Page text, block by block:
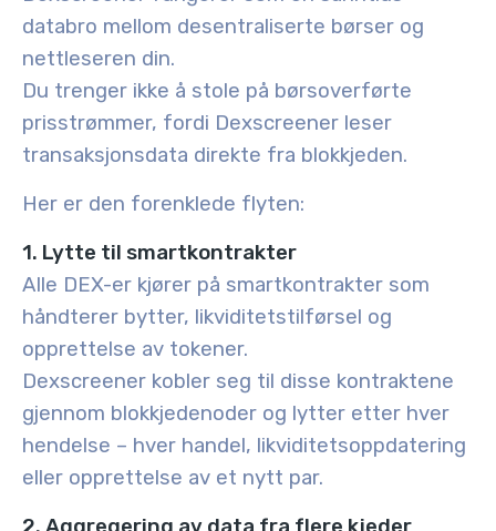
databro mellom desentraliserte børser og
nettleseren din.
Du trenger ikke å stole på børsoverførte
prisstrømmer, fordi Dexscreener leser
transaksjonsdata direkte fra blokkjeden.
Her er den forenklede flyten:
1. Lytte til smartkontrakter
Alle DEX-er kjører på smartkontrakter som
håndterer bytter, likviditetstilførsel og
opprettelse av tokener.
Dexscreener kobler seg til disse kontraktene
gjennom blokkjedenoder og lytter etter hver
hendelse – hver handel, likviditetsoppdatering
eller opprettelse av et nytt par.